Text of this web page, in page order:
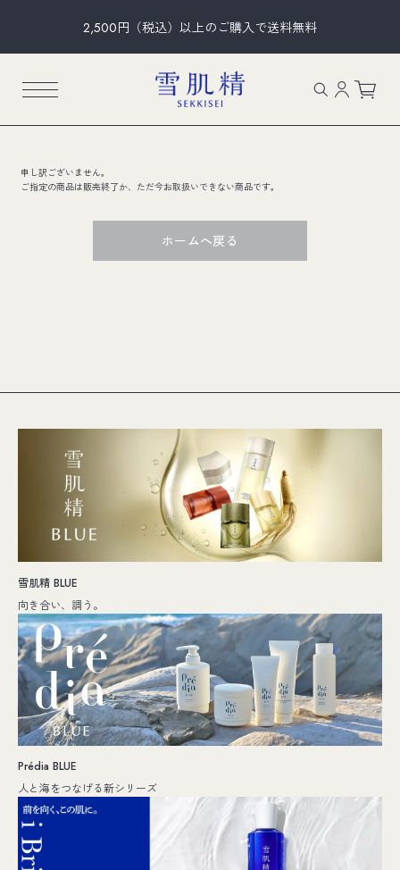
2,500円（税込）以上のご購入で送料無料
申し訳ございません。
ご指定の商品は販売終了か、ただ今お取扱いできない商品です。
ホームへ戻る
雪肌精 BLUE
向き合い、調う。
Prédia BLUE
人と海をつなげる新シリーズ